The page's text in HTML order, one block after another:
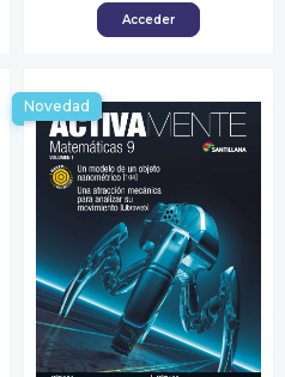
Acceder
Novedad